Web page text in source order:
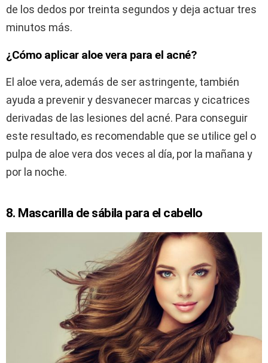
de los dedos por treinta segundos y deja actuar tres
minutos más.
¿Cómo aplicar aloe vera para el acné?
El aloe vera, además de ser astringente, también
ayuda a prevenir y desvanecer marcas y cicatrices
derivadas de las lesiones del acné. Para conseguir
este resultado, es recomendable que se utilice gel o
pulpa de aloe vera dos veces al día, por la mañana y
por la noche.
8. Mascarilla de sábila para el cabello